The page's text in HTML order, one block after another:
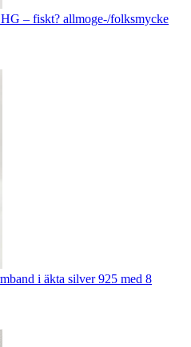
– fiskt? allmoge-/folksmycke
i äkta silver 925 med 8